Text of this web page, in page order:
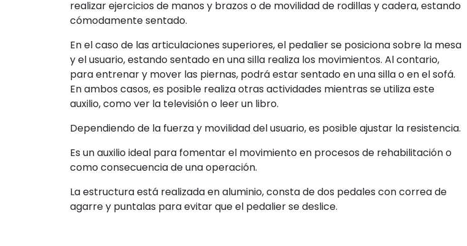
realizar ejercicios de manos y brazos o de movilidad de rodillas y cadera, estando
cómodamente sentado.
En el caso de las articulaciones superiores, el pedalier se posiciona sobre la mesa
y el usuario, estando sentado en una silla realiza los movimientos. Al contario,
para entrenar y mover las piernas, podrá estar sentado en una silla o en el sofá.
En ambos casos, es posible realiza otras actividades mientras se utiliza este
auxilio, como ver la televisión o leer un libro.
Dependiendo de la fuerza y movilidad del usuario, es posible ajustar la resistencia.
Es un auxilio ideal para fomentar el movimiento en procesos de rehabilitación o
como consecuencia de una operación.
La estructura está realizada en aluminio, consta de dos pedales con correa de
agarre y puntalas para evitar que el pedalier se deslice.